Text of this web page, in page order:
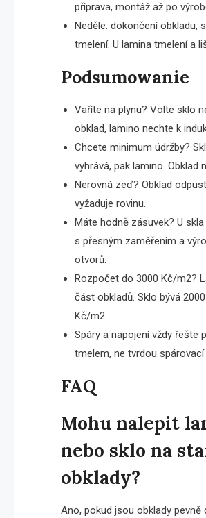
příprava, montáž až po
Neděle: dokončení obkladu,
tmelení. U lamina tmelení a
Podsumowanie
Vaříte na plynu? Volte sklo
obklad, lamino nechte k
Chcete minimum údržby?
vyhrává, pak lamino. Obklad
Nerovná zeď? Obklad
vyžaduje rovinu.
Máte hodně zásuvek? U
s přesným zaměřením a
otvorů.
Rozpočet do 3000 Kč/m2?
část obkladů. Sklo bývá
Kč/m2.
Spáry a napojení vždy řešte
tmelem, ne tvrdou
FAQ
Mohu nalepit
nebo sklo na
obklady?
Ano, pokud jsou obklady pevně